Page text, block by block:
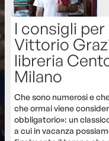
I consigli per
Vittorio
libreria
Milano
Che sono numerosi e
che ormai viene
obbligatorio»: un
a cui in vacanza